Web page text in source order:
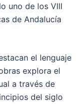
uno de los VIII
de Andalucía
el lenguaje
explora el
a través de
del siglo